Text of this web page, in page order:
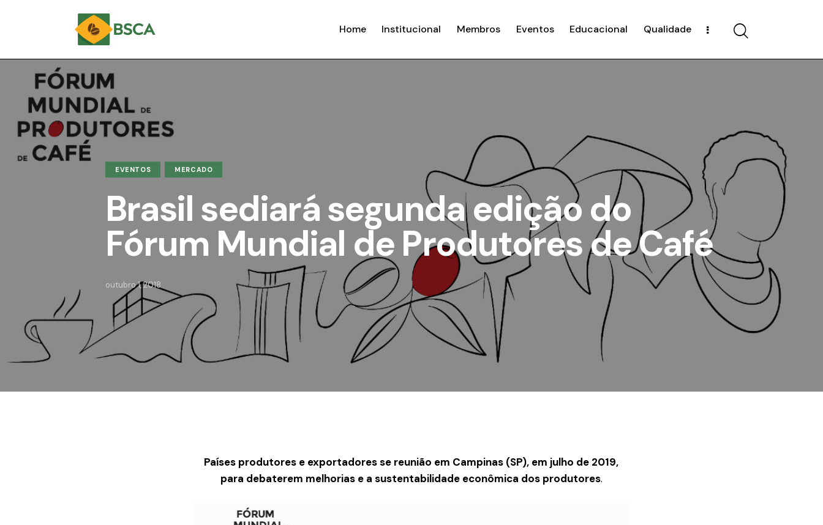
Home Institucional Membros Eventos Educacional Qualidade
EVENTOS MERCADO
Brasil sediará segunda edição do
Fórum Mundial de Produtores de Café
outubro 1, 2018
Países produtores e exportadores se reunião em Campinas (SP), em julho de 2019,
para debaterem melhorias e a sustentabilidade econômica dos produtores.